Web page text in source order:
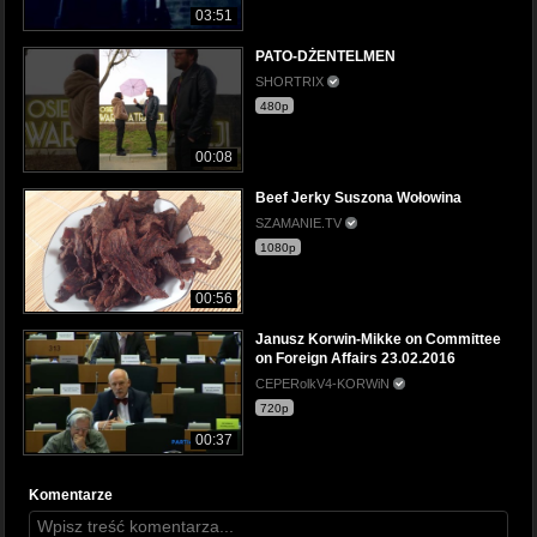
03:51
00:08
PATO-DŻENTELMEN
SHORTRIX
480p
00:56
Beef Jerky Suszona Wołowina
SZAMANIE.TV
1080p
00:37
Janusz Korwin-Mikke on Committee
on Foreign Affairs 23.02.2016
CEPERolkV4-KORWiN
720p
Komentarze